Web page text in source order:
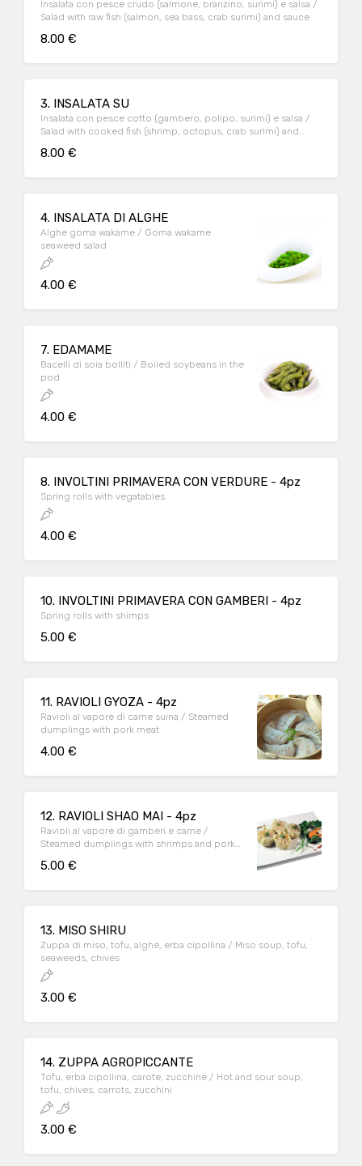
Insalata con pesce crudo (salmone, branzino, surimi) e salsa /
Salad with raw fish (salmon, sea bass, crab surimi) and sauce
8.00 €
3. INSALATA SU
Insalata con pesce cotto (gambero, polipo, surimi) e salsa /
Salad with cooked fish (shrimp, octopus, crab surimi) and
8.00 €
4. INSALATA DI ALGHE
Alghe goma wakame / Goma wakame
seaweed salad
4.00 €
7. EDAMAME
Bacelli di soia bolliti / Boiled soybeans in the
pod
4.00 €
8. INVOLTINI PRIMAVERA CON VERDURE - 4pz
Spring rolls with vegatables
4.00 €
10. INVOLTINI PRIMAVERA CON GAMBERI - 4pz
Spring rolls with shimps
5.00 €
11. RAVIOLI GYOZA - 4pz
Ravioli al vapore di carne suina / Steamed
dumplings with pork meat
4.00 €
12. RAVIOLI SHAO MAI - 4pz
Ravioli al vapore di gamberi e carne /
Steamed dumplings with shrimps and pork
5.00 €
13. MISO SHIRU
Zuppa di miso, tofu, alghe, erba cipollina / Miso soup, tofu,
seaweeds, chives
3.00 €
14. ZUPPA AGROPICCANTE
Tofu, erba cipollina, carote, zucchine / Hot and sour soup,
tofu, chives, carrots, zucchini
3.00 €